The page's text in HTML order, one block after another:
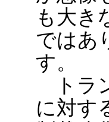
も大き
ではあ
す。
トラ
に対す